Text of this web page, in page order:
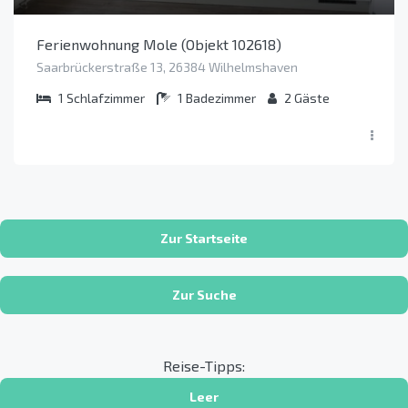
Ferienwohnung Mole (Objekt 102618)
Saarbrückerstraße 13, 26384 Wilhelmshaven
1 Schlafzimmer 1 Badezimmer 2 Gäste
Zur Startseite
Zur Suche
Reise-Tipps:
Leer